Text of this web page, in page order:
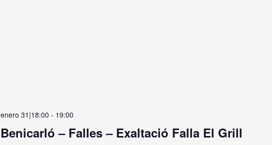
enero 31|18:00 - 19:00
Benicarló – Falles – Exaltació Falla El Grill